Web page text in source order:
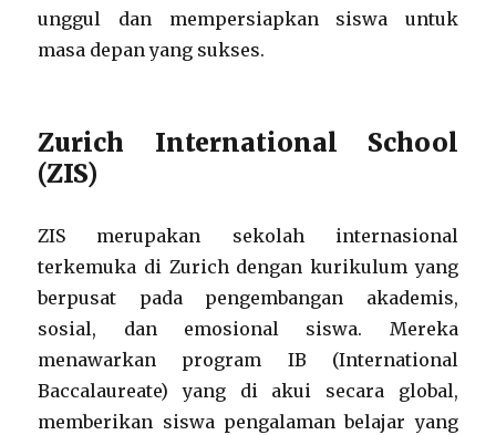
unggul dan mempersiapkan siswa untuk
masa depan yang sukses.
Zurich International School
(ZIS)
ZIS merupakan sekolah internasional
terkemuka di Zurich dengan kurikulum yang
berpusat pada pengembangan akademis,
sosial, dan emosional siswa. Mereka
menawarkan program IB (International
Baccalaureate) yang di akui secara global,
memberikan siswa pengalaman belajar yang